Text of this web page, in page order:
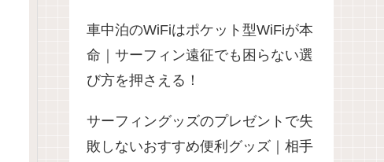
車中泊のWiFiはポケット型WiFiが本
命｜サーフィン遠征でも困らない選
び方を押さえる！
サーフィングッズのプレゼントで失
敗しないおすすめ便利グッズ｜相手